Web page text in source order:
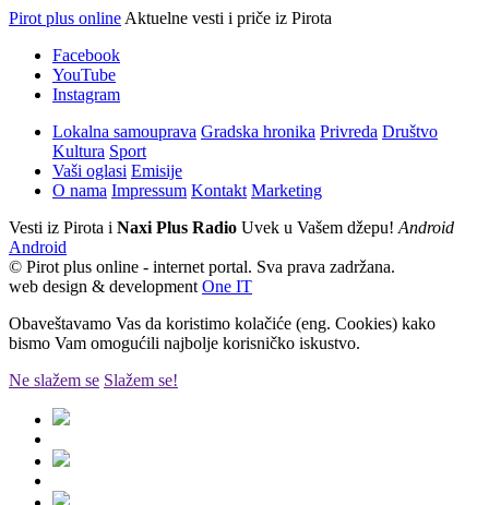
Pirot plus online Aktuelne vesti i priče iz Pirota
Facebook
YouTube
Instagram
Lokalna samouprava Gradska hronika Privreda Društvo
Kultura Sport
Vaši oglasi Emisije
O nama Impressum Kontakt Marketing
Vesti iz Pirota i Naxi Plus Radio Uvek u Vašem džepu! Android
Android
© Pirot plus online - internet portal. Sva prava zadržana.
web design & development One IT
Obaveštavamo Vas da koristimo kolačiće (eng. Cookies) kako
bismo Vam omogućili najbolje korisničko iskustvo.
Ne slažem se Slažem se!